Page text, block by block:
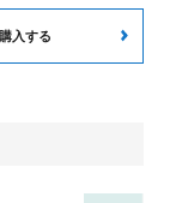
購入する